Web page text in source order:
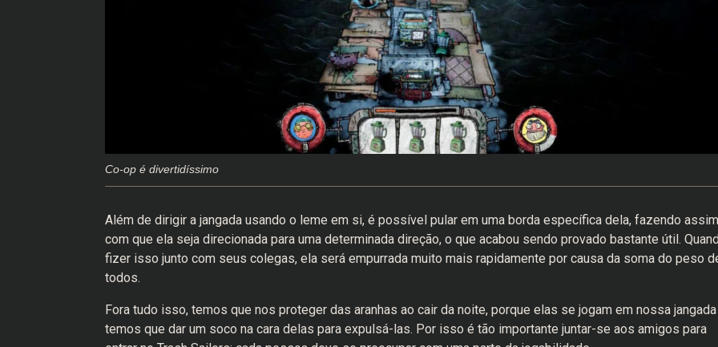
Co-op é divertidíssimo
Além de dirigir a jangada usando o leme em si, é possível pular em uma borda específica dela, fazendo assim
com que ela seja direcionada para uma determinada direção, o que acabou sendo provado bastante útil.
fizer isso junto com seus colegas, ela será empurrada muito mais rapidamente por causa da soma do peso
todos.
Fora tudo isso, temos que nos proteger das aranhas ao cair da noite, porque elas se jogam em nossa
temos que dar um soco na cara delas para expulsá-las. Por isso é tão importante juntar-se aos amigos para